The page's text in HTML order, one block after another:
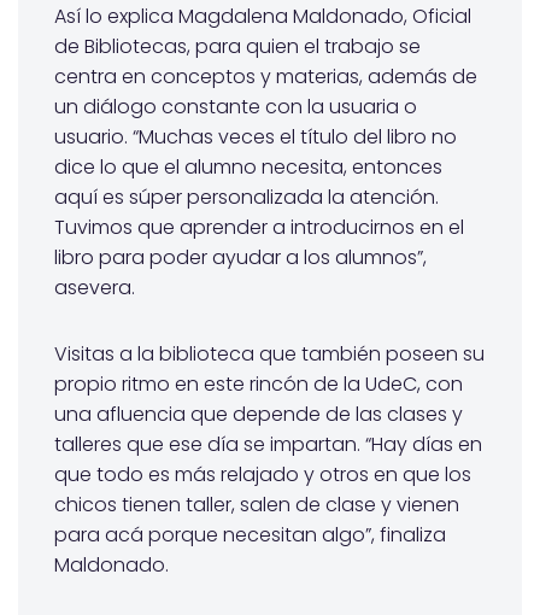
Así lo explica Magdalena Maldonado, Oficial
de Bibliotecas, para quien el trabajo se
centra en conceptos y materias, además de
un diálogo constante con la usuaria o
usuario. “Muchas veces el título del libro no
dice lo que el alumno necesita, entonces
aquí es súper personalizada la atención.
Tuvimos que aprender a introducirnos en el
libro para poder ayudar a los alumnos”,
asevera.
Visitas a la biblioteca que también poseen su
propio ritmo en este rincón de la UdeC, con
una afluencia que depende de las clases y
talleres que ese día se impartan. “Hay días en
que todo es más relajado y otros en que los
chicos tienen taller, salen de clase y vienen
para acá porque necesitan algo”, finaliza
Maldonado.